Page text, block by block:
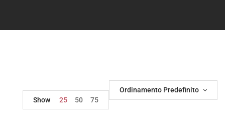
Ordinamento Predefinito
Show
25 50 75